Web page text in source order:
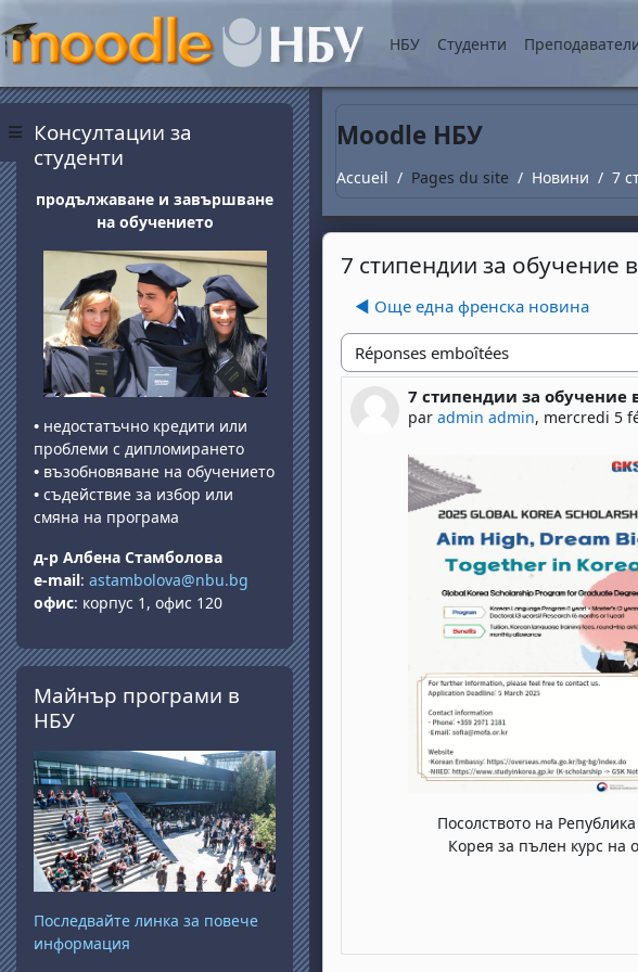
Panneau latéral
НБУ Студенти
Moodle НБУ
Accueil Pages du site Новини 7
7 стипендии за обучение
◀︎ Още една френска новина
Type d'affichage
7 стипендии за обучение
par admin admin, mercredi 5
Nombre de réponses : 0
Посолството на
Корея за пълен курс на
Blocs
Консултации за
студенти
продължаване и завършване
на обучението
• недостатъчно кредити или
проблеми с дипломирането
• възобновяване на обучението
• съдействие за избор или
смяна на програма
д-р Албена Стамболова
e-mail: astambolova@nbu.bg
офис: корпус 1, офис 120
Passer Майнър програми в НБУ
Майнър програми в
НБУ
Последвайте линка за повече
информация